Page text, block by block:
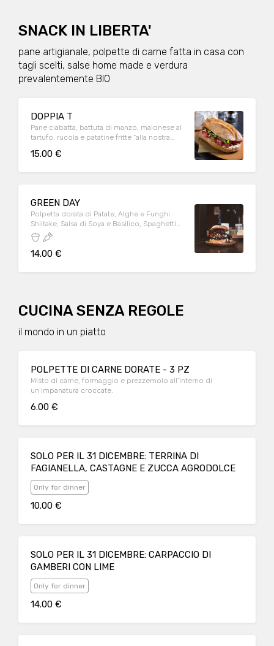
SNACK IN LIBERTA'
pane artigianale, polpette di carne fatta in casa con
tagli scelti, salse home made e verdura
prevalentemente BIO
DOPPIA T
Pane ciabatta, battuta di manzo, maionese al
tartufo, rucola e patatine fritte “alla nostra
15.00 €
GREEN DAY
Polpetta dorata di Patate, Alghe e Funghi
Shiitake, Salsa di Soya e Basilico, Spaghetti
croccati di Barbabietola, Insalata di
Cappuccio Viola, Salsa Chili, patate fritte “alla
nostra maniera”
14.00 €
CUCINA SENZA REGOLE
il mondo in un piatto
POLPETTE DI CARNE DORATE - 3 PZ
Misto di carne, formaggio e prezzemolo all’interno di
un’impanatura croccate.
6.00 €
SOLO PER IL 31 DICEMBRE: TERRINA DI
FAGIANELLA, CASTAGNE E ZUCCA AGRODOLCE
Only for dinner
10.00 €
SOLO PER IL 31 DICEMBRE: CARPACCIO DI
GAMBERI CON LIME
Only for dinner
14.00 €